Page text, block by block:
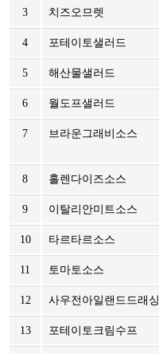
3 치즈오므렛
4 포테이토샐러드
5 해산물샐러드
6 월도프샐러드
7 브라운그래비소스
8 홀렌다이즈소스
9 이탈리안미트소스
10 타르타르소스
11 토마토소스
12 사우전아일랜드드래싱
13 포테이토크림수프